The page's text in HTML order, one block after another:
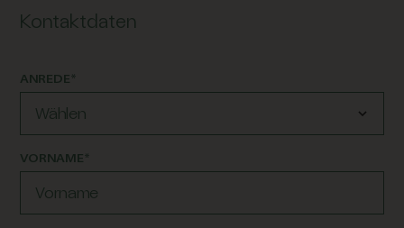
Kontaktdaten
ANREDE*
VORNAME*